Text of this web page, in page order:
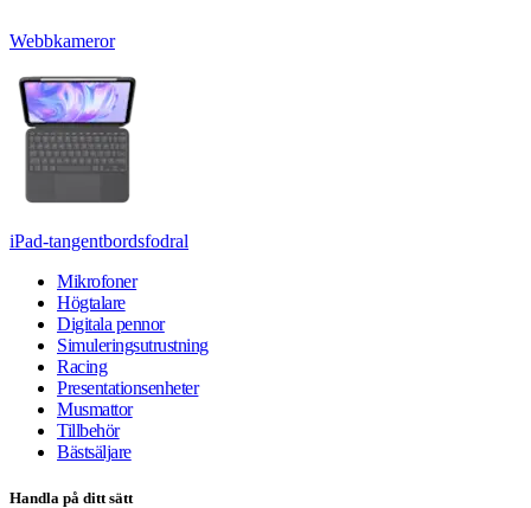
Webbkameror
iPad-tangentbordsfodral
Mikrofoner
Högtalare
Digitala pennor
Simuleringsutrustning
Racing
Presentationsenheter
Musmattor
Tillbehör
Bästsäljare
Handla på ditt sätt